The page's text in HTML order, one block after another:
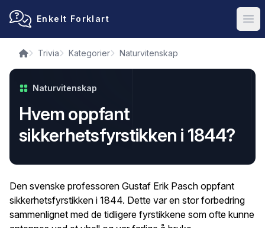
Enkelt Forklart
Trivia Kategorier Naturvitenskap
Naturvitenskap
Hvem oppfant
sikkerhetsfyrstikken i 1844?
Den svenske professoren Gustaf Erik Pasch oppfant
sikkerhetsfyrstikken i 1844. Dette var en stor forbedring
sammenlignet med de tidligere fyrstikkene som ofte kunne